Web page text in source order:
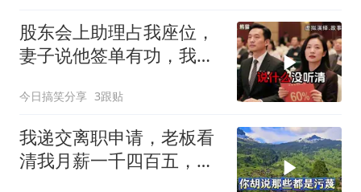
股东会上助理占我座位，
妻子说他签单有功，我抛
给他当
今日搞笑分享 3跟贴
我递交离职申请，老板看
清我月薪一千四百五，全